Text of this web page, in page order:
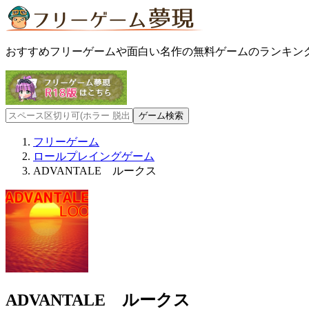
おすすめフリーゲームや面白い名作の無料ゲームのランキン
フリーゲーム
ロールプレイングゲーム
ADVANTALE ルークス
ADVANTALE ルークス